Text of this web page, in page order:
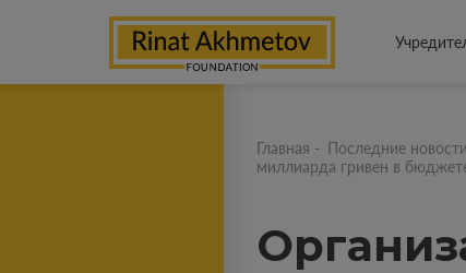
Главная - Последние
миллиарда гривен в